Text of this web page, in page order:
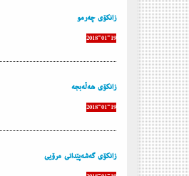
زانكۆی چەرمو
2018-01-19
زانكۆی هەڵەبجە
2018-01-19
زانكۆی گەشەپێدانی مرۆیی